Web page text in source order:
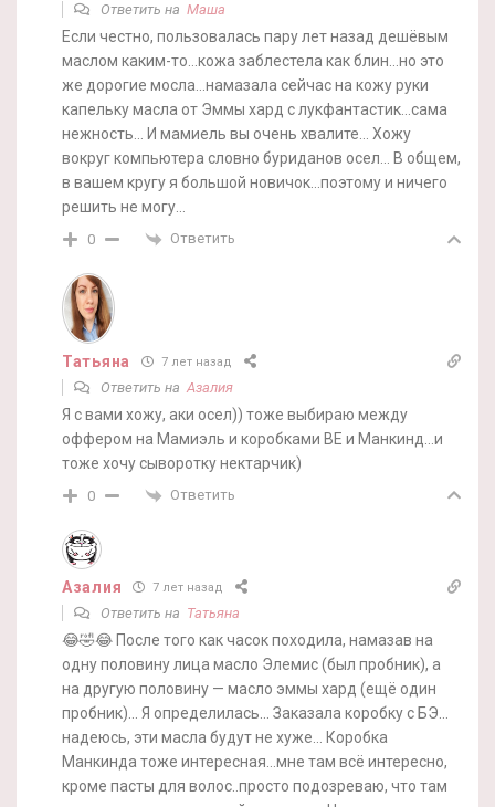
Ответить на Маша
Если честно, пользовалась пару лет назад дешёвым
маслом каким-то…кожа заблестела как блин…но это
же дорогие мосла…намазала сейчас на кожу руки
капельку масла от Эммы хард с лукфантастик…сама
нежность… И мамиель вы очень хвалите… Хожу
вокруг компьютера словно буриданов осел… В общем,
в вашем кругу я большой новичок…поэтому и ничего
решить не могу…
0 Ответить
Татьяна 7 лет назад
Ответить на Азалия
Я с вами хожу, аки осел)) тоже выбираю между
оффером на Мамиэль и коробками ВЕ и Манкинд…и
тоже хочу сыворотку нектарчик)
0 Ответить
Азалия 7 лет назад
Ответить на Татьяна
😂🤣😂 После того как часок походила, намазав на
одну половину лица масло Элемис (был пробник), а
на другую половину — масло эммы хард (ещё один
пробник)… Я определилась… Заказала коробку с БЭ…
надеюсь, эти масла будут не хуже… Коробка
Манкинда тоже интересная…мне там всё интересно,
кроме пасты для волос..просто подозреваю, что там